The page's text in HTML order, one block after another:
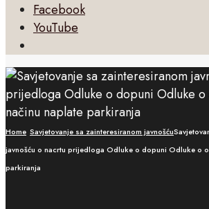
Facebook
YouTube
Search
Window
Home Savjetovanje sa zainteresiranom javnošću
javnošću o nacrtu prijedloga Odluke o dopuni Odluke o
parkiranja